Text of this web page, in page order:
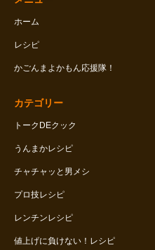
ホーム
レシピ
かごんまよかもん応援隊！
カテゴリー
トークDEクック
うんまかレシピ
チャチャッと男メシ
プロ技レシピ
レンチンレシピ
値上げに負けない！レシピ